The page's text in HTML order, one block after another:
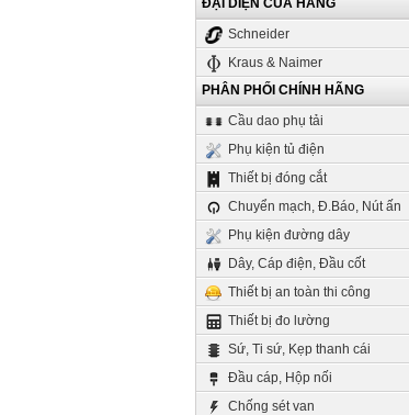
ĐẠI DIỆN CỦA HÃNG
Schneider
Kraus & Naimer
PHÂN PHỐI CHÍNH HÃNG
Cầu dao phụ tải
Phụ kiện tủ điện
Thiết bị đóng cắt
Chuyển mạch, Đ.Báo, Nút ấn
Phụ kiện đường dây
Dây, Cáp điện, Đầu cốt
Thiết bị an toàn thi công
Thiết bị đo lường
Sứ, Ti sứ, Kẹp thanh cái
Đầu cáp, Hộp nối
Chống sét van